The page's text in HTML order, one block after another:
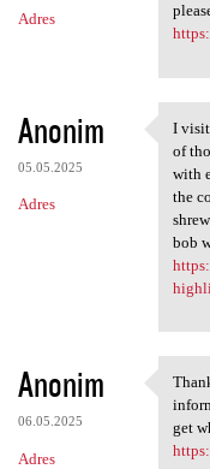
Adres
Anonim
05.05.2025
Adres
I visit
I
of
with
the
bob
Anonim
06.05.2025
Adres
get